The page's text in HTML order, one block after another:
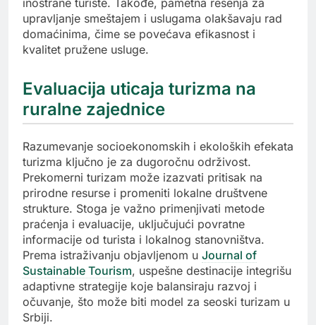
upravljanje smeštajem i uslugama olakšavaju rad
domaćinima, čime se povećava efikasnost i
kvalitet pružene usluge.
Evaluacija uticaja turizma na
ruralne zajednice
Razumevanje socioekonomskih i ekoloških efekata
turizma ključno je za dugoročnu održivost.
Prekomerni turizam može izazvati pritisak na
prirodne resurse i promeniti lokalne društvene
strukture. Stoga je važno primenjivati metode
praćenja i evaluacije, uključujući povratne
informacije od turista i lokalnog stanovništva.
Prema istraživanju objavljenom u Journal of
Sustainable Tourism, uspešne destinacije integrišu
adaptivne strategije koje balansiraju razvoj i
očuvanje, što može biti model za seoski turizam u
Srbiji.